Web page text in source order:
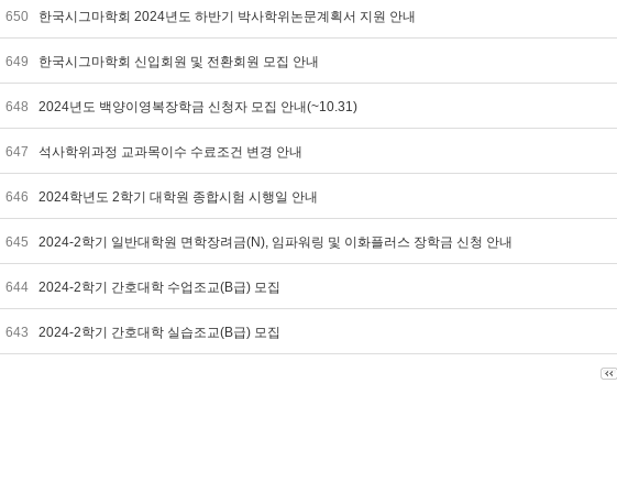
650 한국시그마학회 2024년도 하반기 박사학위논문계획서 지원 안내
649 한국시그마학회 신입회원 및 전환회원 모집 안내
648 2024년도 백양이영복장학금 신청자 모집 안내(~10.31)
647 석사학위과정 교과목이수 수료조건 변경 안내
646 2024학년도 2학기 대학원 종합시험 시행일 안내
645 2024-2학기 일반대학원 면학장려금(N), 임파워링 및 이화플러스 장학금 신청 안내
644 2024-2학기 간호대학 수업조교(B급) 모집
643 2024-2학기 간호대학 실습조교(B급) 모집